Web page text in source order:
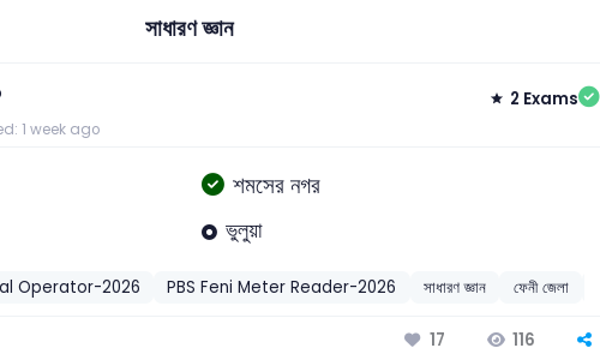
সাধারণ জ্ঞান
2 Exams
1 week ago
শমসের নগর
ভুলুয়া
Operator-2026 PBS Feni Meter Reader-2026 সাধারণ জ্ঞান ফেনী জেলা
17 116